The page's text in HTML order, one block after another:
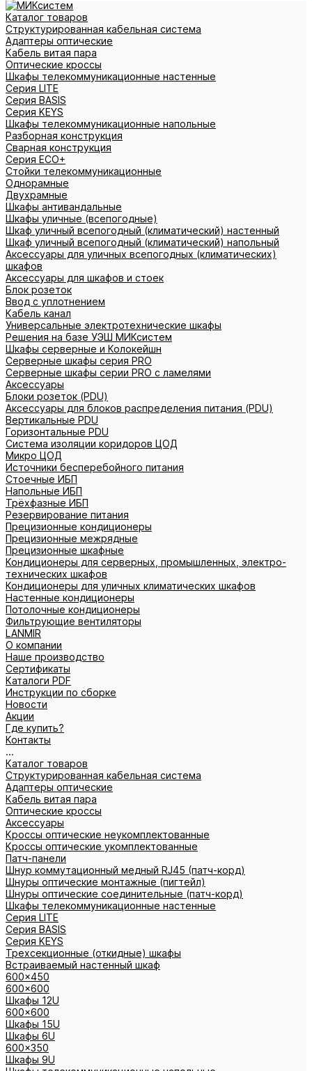
Каталог товаров
Структурированная кабельная система
Адаптеры оптические
Кабель витая пара
Оптические кроссы
Шкафы телекоммуникационные настенные
Cерия LITE
Cерия BASIS
Cерия KEYS
Шкафы телекоммуникационные напольные
Разборная конструкция
Сварная конструкция
Серия ECO+
Стойки телекоммуникационные
Однорамные
Двухрамные
Шкафы антивандальные
Шкафы уличные (всепогодные)
Шкаф уличный всепогодный (климатический) настенный
Шкаф уличный всепогодный (климатический) напольный
Аксессуары для уличных всепогодных (климатических)
шкафов
Аксессуары для шкафов и стоек
Блок розеток
Ввод с уплотнением
Кабель канал
Универсальные электротехнические шкафы
Решения на базе УЭШ МИКсистем
Шкафы серверные и Колокейшн
Серверные шкафы серия PRO
Серверные шкафы серии PRO с ламелями
Аксессуары
Блоки розеток (PDU)
Аксессуары для блоков распределения питания (PDU)
Вертикальные PDU
Горизонтальные PDU
Система изоляции коридоров ЦОД
Микро ЦОД
Источники бесперебойного питания
Стоечные ИБП
Напольные ИБП
Трёхфазные ИБП
Резервирование питания
Прецизионные кондиционеры
Прецизионные межрядные
Прецизионные шкафные
Кондиционеры для серверных, промышленных, электро-
технических шкафов
Кондиционеры для уличных климатических шкафов
Настенные кондиционеры
Потолочные кондиционеры
Фильтрующие вентиляторы
LANMIR
О компании
Наше производство
Сертификаты
Каталоги PDF
Инструкции по сборке
Новости
Акции
Где купить?
Контакты
...
Каталог товаров
Структурированная кабельная система
Адаптеры оптические
Кабель витая пара
Оптические кроссы
Аксессуары
Кроссы оптические неукомплектованные
Кроссы оптические укомплектованные
Патч-панели
Шнур коммутационный медный RJ45 (патч-корд)
Шнуры оптические монтажные (пигтейл)
Шнуры оптические соединительные (патч-корд)
Шкафы телекоммуникационные настенные
Cерия LITE
Cерия BASIS
Cерия KEYS
Трехсекционные (откидные) шкафы
Встраиваемый настенный шкаф
600x450
600x600
Шкафы 12U
600x600
Шкафы 15U
Шкафы 6U
600x350
Шкафы 9U